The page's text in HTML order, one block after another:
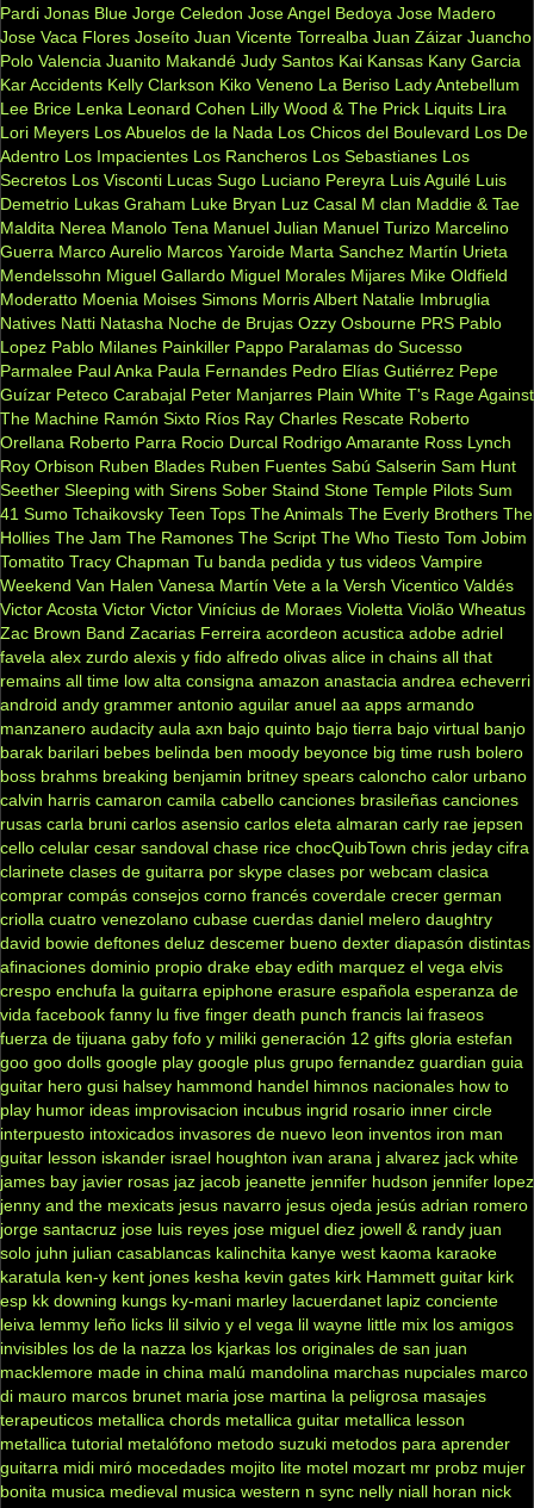
Pardi Jonas Blue Jorge Celedon Jose Angel Bedoya Jose Madero
Jose Vaca Flores Joseíto Juan Vicente Torrealba Juan Záizar Juancho
Polo Valencia Juanito Makandé Judy Santos Kai Kansas Kany Garcia
Kar Accidents Kelly Clarkson Kiko Veneno La Beriso Lady Antebellum
Lee Brice Lenka Leonard Cohen Lilly Wood & The Prick Liquits Lira
Lori Meyers Los Abuelos de la Nada Los Chicos del Boulevard Los De
Adentro Los Impacientes Los Rancheros Los Sebastianes Los
Secretos Los Visconti Lucas Sugo Luciano Pereyra Luis Aguilé Luis
Demetrio Lukas Graham Luke Bryan Luz Casal M clan Maddie & Tae
Maldita Nerea Manolo Tena Manuel Julian Manuel Turizo Marcelino
Guerra Marco Aurelio Marcos Yaroide Marta Sanchez Martín Urieta
Mendelssohn Miguel Gallardo Miguel Morales Mijares Mike Oldfield
Moderatto Moenia Moises Simons Morris Albert Natalie Imbruglia
Natives Natti Natasha Noche de Brujas Ozzy Osbourne PRS Pablo
Lopez Pablo Milanes Painkiller Pappo Paralamas do Sucesso
Parmalee Paul Anka Paula Fernandes Pedro Elías Gutiérrez Pepe
Guízar Peteco Carabajal Peter Manjarres Plain White T's Rage Against
The Machine Ramón Sixto Ríos Ray Charles Rescate Roberto
Orellana Roberto Parra Rocio Durcal Rodrigo Amarante Ross Lynch
Roy Orbison Ruben Blades Ruben Fuentes Sabú Salserin Sam Hunt
Seether Sleeping with Sirens Sober Staind Stone Temple Pilots Sum
41 Sumo Tchaikovsky Teen Tops The Animals The Everly Brothers The
Hollies The Jam The Ramones The Script The Who Tiesto Tom Jobim
Tomatito Tracy Chapman Tu banda pedida y tus videos Vampire
Weekend Van Halen Vanesa Martín Vete a la Versh Vicentico Valdés
Victor Acosta Victor Victor Vinícius de Moraes Violetta Violão Wheatus
Zac Brown Band Zacarias Ferreira acordeon acustica adobe adriel
favela alex zurdo alexis y fido alfredo olivas alice in chains all that
remains all time low alta consigna amazon anastacia andrea echeverri
android andy grammer antonio aguilar anuel aa apps armando
manzanero audacity aula axn bajo quinto bajo tierra bajo virtual banjo
barak barilari bebes belinda ben moody beyonce big time rush bolero
boss brahms breaking benjamin britney spears caloncho calor urbano
calvin harris camaron camila cabello canciones brasileñas canciones
rusas carla bruni carlos asensio carlos eleta almaran carly rae jepsen
cello celular cesar sandoval chase rice chocQuibTown chris jeday cifra
clarinete clases de guitarra por skype clases por webcam clasica
comprar compás consejos corno francés coverdale crecer german
criolla cuatro venezolano cubase cuerdas daniel melero daughtry
david bowie deftones deluz descemer bueno dexter diapasón distintas
afinaciones dominio propio drake ebay edith marquez el vega elvis
crespo enchufa la guitarra epiphone erasure española esperanza de
vida facebook fanny lu five finger death punch francis lai fraseos
fuerza de tijuana gaby fofo y miliki generación 12 gifts gloria estefan
goo goo dolls google play google plus grupo fernandez guardian guia
guitar hero gusi halsey hammond handel himnos nacionales how to
play humor ideas improvisacion incubus ingrid rosario inner circle
interpuesto intoxicados invasores de nuevo leon inventos iron man
guitar lesson iskander israel houghton ivan arana j alvarez jack white
james bay javier rosas jaz jacob jeanette jennifer hudson jennifer lopez
jenny and the mexicats jesus navarro jesus ojeda jesús adrian romero
jorge santacruz jose luis reyes jose miguel diez jowell & randy juan
solo juhn julian casablancas kalinchita kanye west kaoma karaoke
karatula ken-y kent jones kesha kevin gates kirk Hammett guitar kirk
esp kk downing kungs ky-mani marley lacuerdanet lapiz conciente
leiva lemmy leño licks lil silvio y el vega lil wayne little mix los amigos
invisibles los de la nazza los kjarkas los originales de san juan
macklemore made in china malú mandolina marchas nupciales marco
di mauro marcos brunet maria jose martina la peligrosa masajes
terapeuticos metallica chords metallica guitar metallica lesson
metallica tutorial metalófono metodo suzuki metodos para aprender
guitarra midi miró mocedades mojito lite motel mozart mr probz mujer
bonita musica medieval musica western n sync nelly niall horan nick